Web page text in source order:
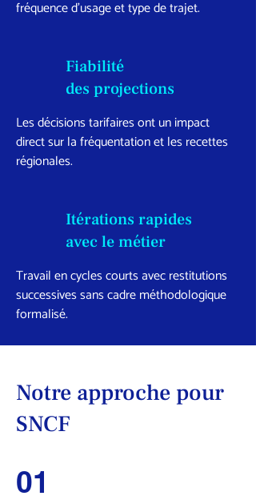
fréquence d’usage et type de trajet.
Fiabilité
des projections
Les décisions tarifaires ont un impact
direct sur la fréquentation et les recettes
régionales.
Itérations rapides
avec le métier
Travail en cycles courts avec restitutions
successives sans cadre méthodologique
formalisé.
Notre approche pour
SNCF
01